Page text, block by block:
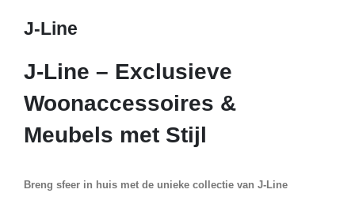
J-Line
J-Line – Exclusieve
Woonaccessoires &
Meubels met Stijl
Breng sfeer in huis met de unieke collectie van J-Line